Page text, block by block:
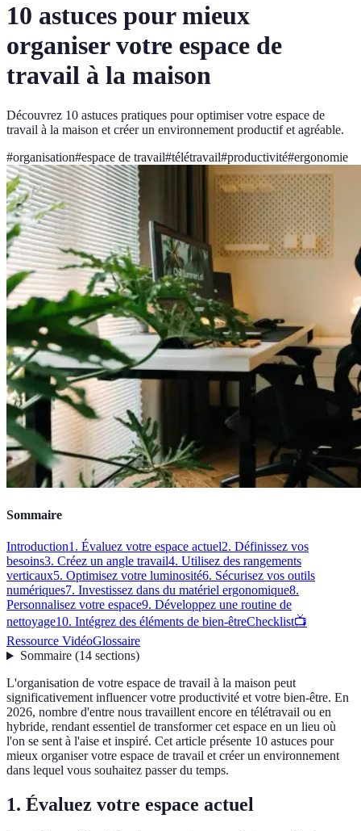
10 astuces pour mieux
organiser votre espace de
travail à la maison
Découvrez 10 astuces pratiques pour optimiser votre espace de
travail à la maison et créer un environnement productif et agréable.
#organisation#espace de travail#télétravail#productivité#ergonomie
Sommaire
Introduction1. Évaluez votre espace actuel2. Définissez vos
besoins3. Créez un angle travail4. Utilisez des rangements
verticaux5. Optimisez votre luminosité6. Sécurisez vos outils
numériques7. Investissez dans du matériel ergonomique8.
Personnalisez votre espace9. Développez une routine de
nettoyage10. Intégrez des éléments de bien-êtreChecklist📺
Ressource VidéoGlossaire
Sommaire(14 sections)
L'organisation de votre espace de travail à la maison peut
significativement influencer votre productivité et votre bien-être. En
2026, nombre d'entre nous travaillent encore en télétravail ou en
hybride, rendant essentiel de transformer cet espace en un lieu où
l'on se sent à l'aise et inspiré. Cet article présente 10 astuces pour
mieux organiser votre espace de travail et créer un environnement
dans lequel vous souhaitez passer du temps.
1. Évaluez votre espace actuel